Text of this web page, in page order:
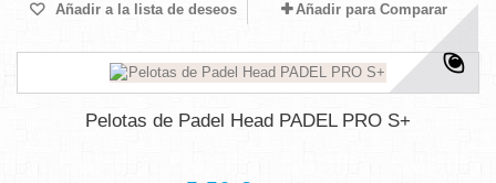
Añadir a la lista de deseos Añadir para Comparar
Pelotas de Padel Head PADEL PRO S+